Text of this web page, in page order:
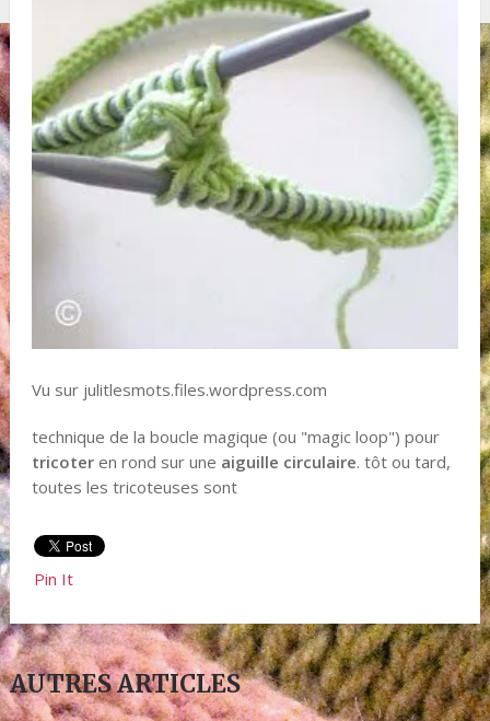
Vu sur julitlesmots.files.wordpress.com
technique de la boucle magique (ou "magic loop") pour
tricoteren rond sur une aiguille circulaire. tôt ou tard,
toutes les tricoteuses sont
Pin It
AUTRES ARTICLES